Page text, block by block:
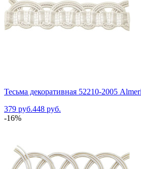
Тесьма декоративная 52210-2005
379 руб.448 руб.
-16%